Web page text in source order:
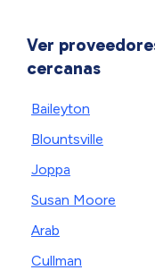
Ver
cercanas
Baileyton
Blountsville
Joppa
Susan Moore
Arab
Cullman